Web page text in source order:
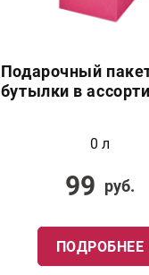
Подарочный
бутылки в
0 л
99 руб.
ПОДРОБНЕЕ